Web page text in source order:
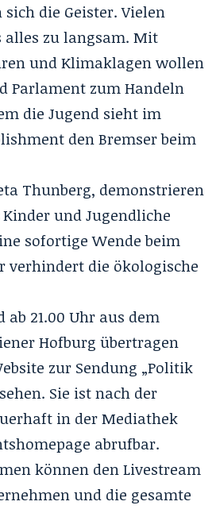
die Geister. Vielen
alles zu langsam. Mit
und Klimaklagen wollen
Parlament zum Handeln
die Jugend sieht im
den Bremser beim
Thunberg, demonstrieren
und Jugendliche
sofortige Wende beim
verhindert die ökologische
ab 21.00 Uhr aus dem
Hofburg übertragen
zur Sendung „Politik
Sie ist nach der
in derMediathek
abrufbar.
können den Livestream
und die gesamte